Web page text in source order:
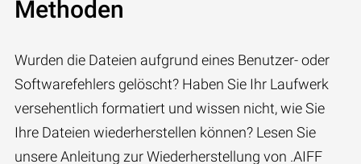
Methoden
Wurden die Dateien aufgrund eines Benutzer- oder
Softwarefehlers gelöscht? Haben Sie Ihr Laufwerk
versehentlich formatiert und wissen nicht, wie Sie
Ihre Dateien wiederherstellen können? Lesen Sie
unsere Anleitung zur Wiederherstellung von .AIFF